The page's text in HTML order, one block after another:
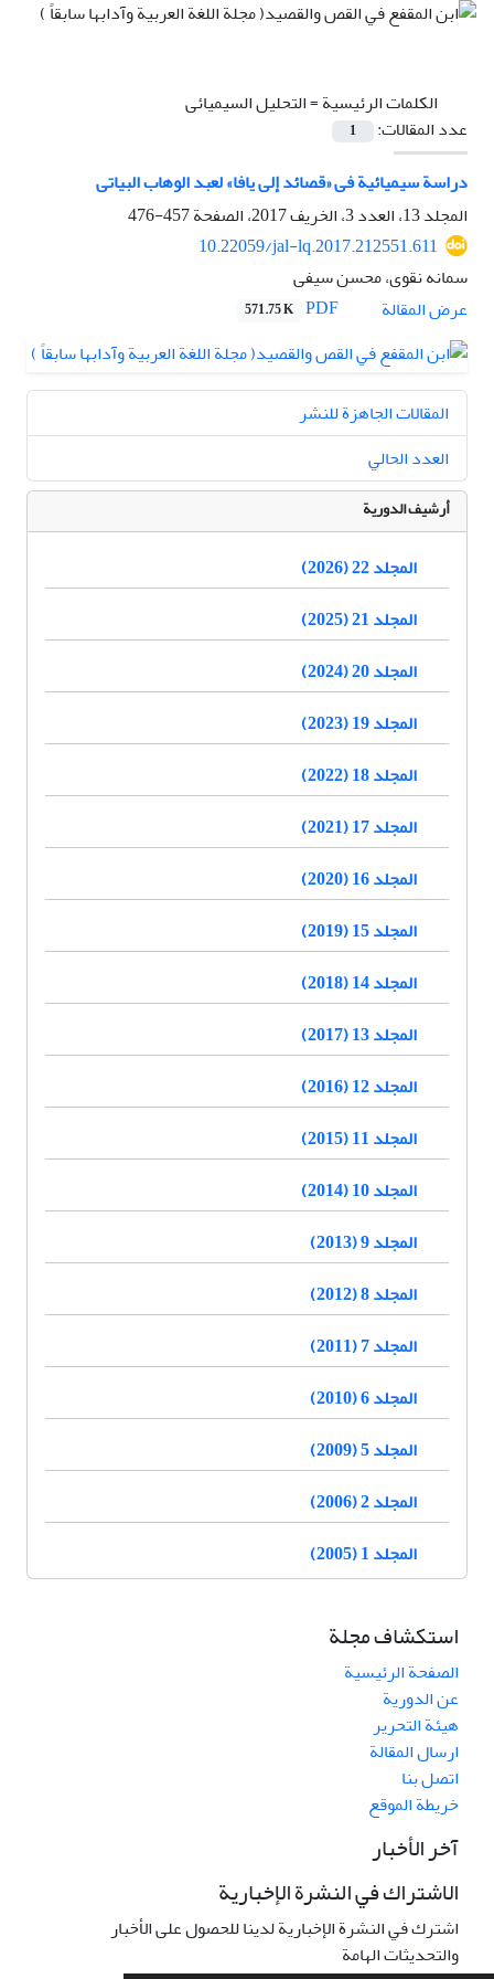
الكلمات الرئيسية =التحلیل السیمیائی
عدد المقالات:
1
دراسة سیمیائیة فی «قصائد إلى یافا» لعبد الوهاب البیاتی
المجلد 13، العدد 3، الخريف 2017، الصفحة
457-476
10.22059/jal-lq.2017.212551.611
سمانه نقوی، محسن سیفی
عرض المقالة
571.75 K
المقالات الجاهزة للنشر
العدد الحالي
أرشيف الدورية
المجلد 22 (2026)
المجلد 21 (2025)
المجلد 20 (2024)
المجلد 19 (2023)
المجلد 18 (2022)
المجلد 17 (2021)
المجلد 16 (2020)
المجلد 15 (2019)
المجلد 14 (2018)
المجلد 13 (2017)
المجلد 12 (2016)
المجلد 11 (2015)
المجلد 10 (2014)
المجلد 9 (2013)
المجلد 8 (2012)
المجلد 7 (2011)
المجلد 6 (2010)
المجلد 5 (2009)
المجلد 2 (2006)
المجلد 1 (2005)
استكشاف مجلة
الصفحة الرئيسية
عن الدورية
هيئة التحرير
ارسال المقالة
اتصل بنا
خريطة الموقع
آخر الأخبار
الاشتراك في النشرة الإخبارية
اشترك في النشرة الإخبارية لدينا للحصول على الأخبار
والتحديثات الهامة